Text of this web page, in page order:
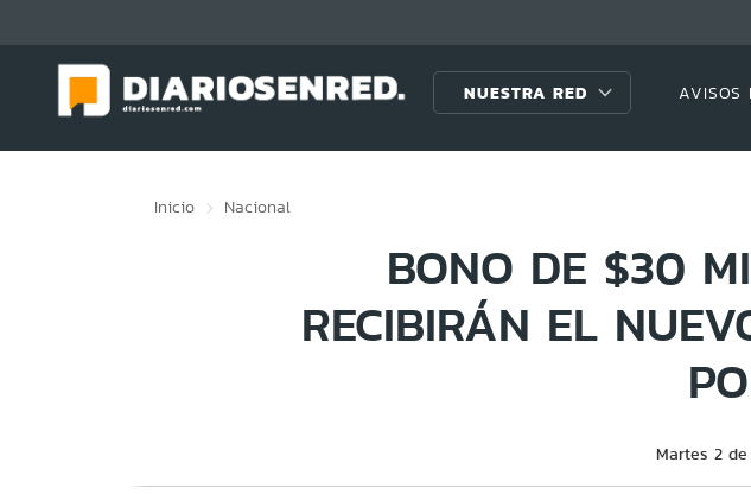
NUESTRA RED AVISOS
Inicio Nacional
BONO DE $30
RECIBIRÁN EL
Martes 2